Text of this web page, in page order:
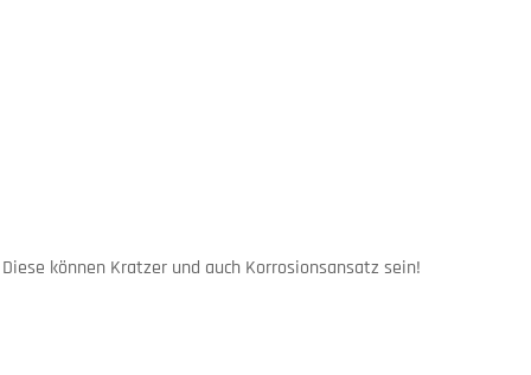
können Kratzer und auch Korrosionsansatz sein!